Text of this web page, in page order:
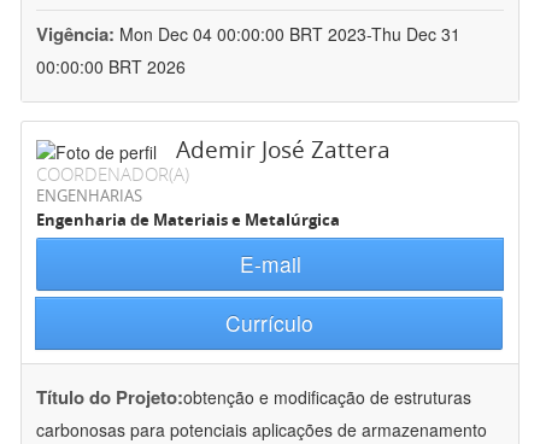
Vigência: Mon Dec 04 00:00:00 BRT 2023-Thu Dec 31
00:00:00 BRT 2026
Ademir José Zattera
COORDENADOR(A)
ENGENHARIAS
Engenharia de Materiais e Metalúrgica
E-mail
Currículo
Título do Projeto:obtenção e modificação de estruturas
carbonosas para potenciais aplicações de armazenamento